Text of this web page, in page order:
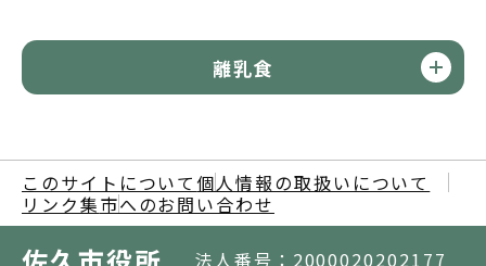
離乳食
このサイトについて 個人情報の取扱いについて
リンク集市へのお問い合わせ
法人番号：2000020202177